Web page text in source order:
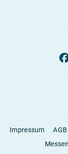
Impressum AGB
Messen